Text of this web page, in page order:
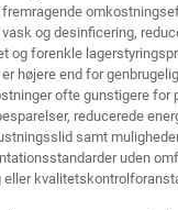
fremragende
og desinficering,
og forenkle
højere end for
ofte gunstigere for
reducerede
samt
uden